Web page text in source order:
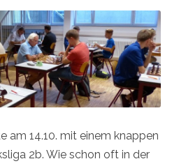
am 14.10. mit einem knappen
2b. Wie schon oft in der